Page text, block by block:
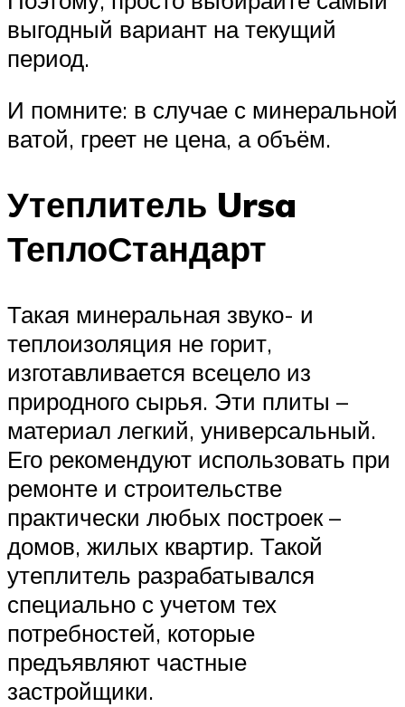
выгодный вариант на текущий
период.
И помните: в случае с минеральной
ватой, греет не цена, а объём.
Утеплитель Ursa
ТеплоСтандарт
Такая минеральная звуко- и
теплоизоляция не горит,
изготавливается всецело из
природного сырья. Эти плиты –
материал легкий, универсальный.
Его рекомендуют использовать при
ремонте и строительстве
практически любых построек –
домов, жилых квартир. Такой
утеплитель разрабатывался
специально с учетом тех
потребностей, которые
предъявляют частные
застройщики.